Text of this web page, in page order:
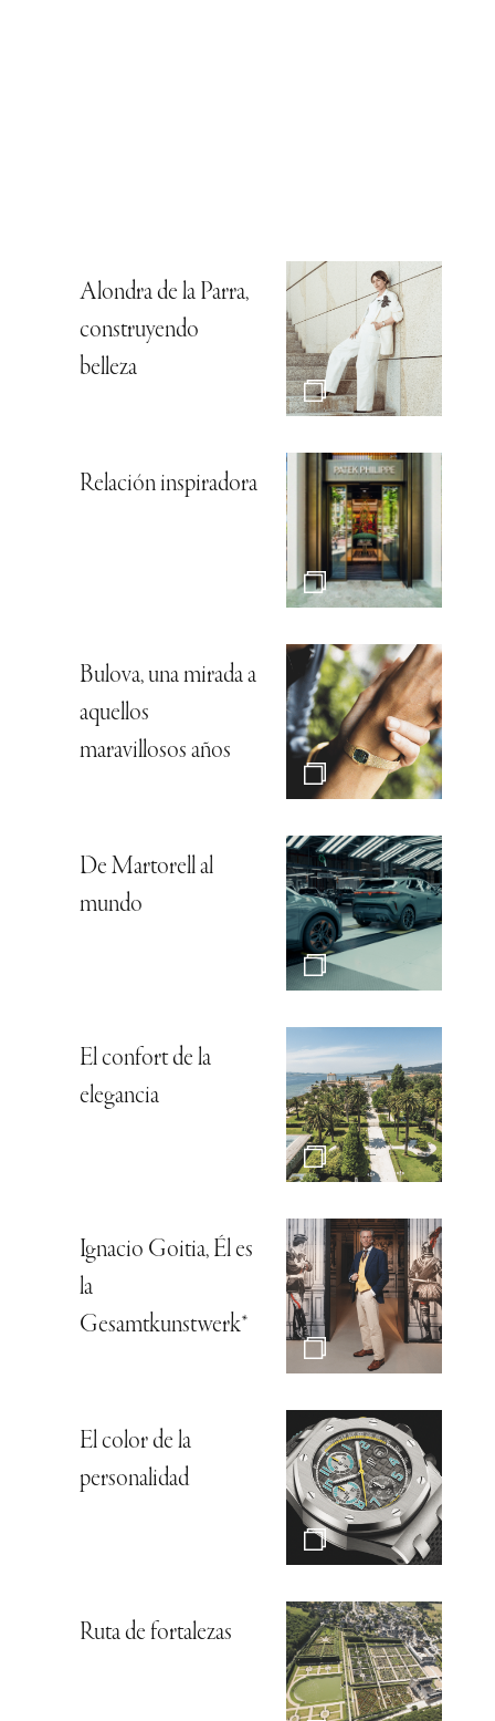
Alondra de la Parra,
construyendo
belleza
Relación inspiradora
Bulova, una mirada a
aquellos
maravillosos años
De Martorell al
mundo
El confort de la
elegancia
Ignacio Goitia, Él es
la
Gesamtkunstwerk*
El color de la
personalidad
Ruta de fortalezas